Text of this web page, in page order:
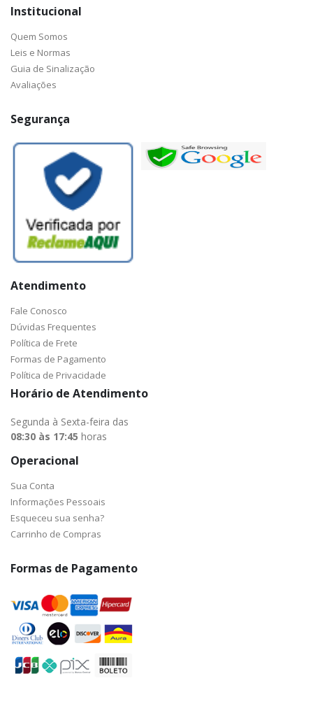
Institucional
Quem Somos
Leis e Normas
Guia de Sinalização
Avaliações
Segurança
Atendimento
Fale Conosco
Dúvidas Frequentes
Política de Frete
Formas de Pagamento
Política de Privacidade
Horário de Atendimento
Segunda à Sexta-feira das
08:30 às 17:45 horas
Operacional
Sua Conta
Informações Pessoais
Esqueceu sua senha?
Carrinho de Compras
Formas de Pagamento